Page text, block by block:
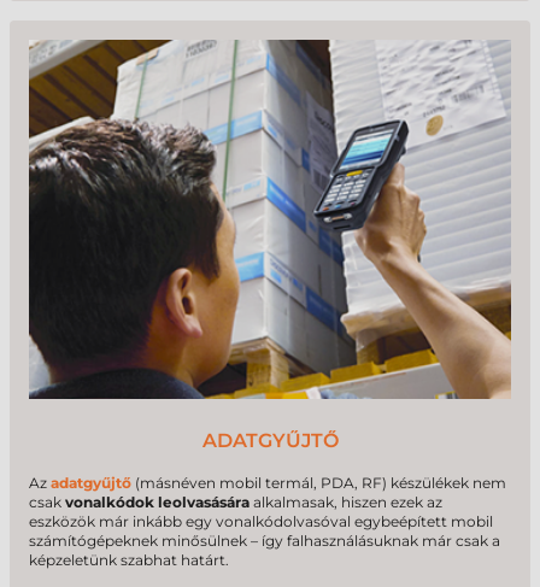
ADATGYŰJTŐ
Az adatgyűjtő (másnéven mobil termál, PDA, RF) készülékek nem
csak vonalkódok leolvasására alkalmasak, hiszen ezek az
eszközök már inkább egy vonalkódolvasóval egybeépített mobil
számítógépeknek minősülnek – így falhasználásuknak már csak a
képzeletünk szabhat határt.